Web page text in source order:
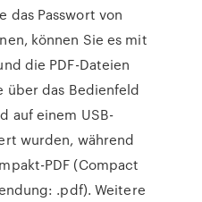
das Passwort von
können Sie es mit
die PDF-Dateien
über das Bedienfeld
auf einem USB-
wurden, während
PDF (Compact
.pdf). Weitere